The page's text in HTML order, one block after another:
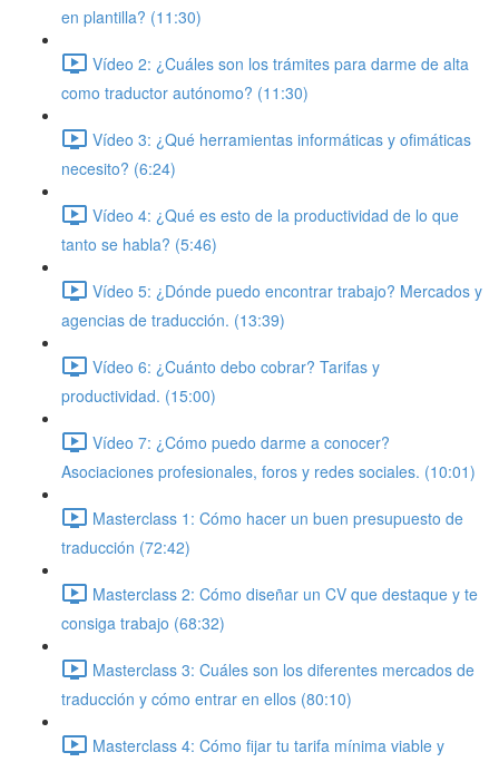
en plantilla? (11:30)
Vídeo 2: ¿Cuáles son los trámites para darme de alta
como traductor autónomo? (11:30)
Vídeo 3: ¿Qué herramientas informáticas y ofimáticas
necesito? (6:24)
Vídeo 4: ¿Qué es esto de la productividad de lo que
tanto se habla? (5:46)
Vídeo 5: ¿Dónde puedo encontrar trabajo? Mercados y
agencias de traducción. (13:39)
Vídeo 6: ¿Cuánto debo cobrar? Tarifas y
productividad. (15:00)
Vídeo 7: ¿Cómo puedo darme a conocer?
Asociaciones profesionales, foros y redes sociales. (10:01)
Masterclass 1: Cómo hacer un buen presupuesto de
traducción (72:42)
Masterclass 2: Cómo diseñar un CV que destaque y te
consiga trabajo (68:32)
Masterclass 3: Cuáles son los diferentes mercados de
traducción y cómo entrar en ellos (80:10)
Masterclass 4: Cómo fijar tu tarifa mínima viable y